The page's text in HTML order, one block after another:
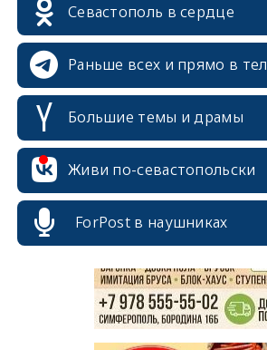
Севастополь в сердце
Раньше всех и прямо в
Большие темы и драмы
Живи по-севастопольски
ForPost в наушниках